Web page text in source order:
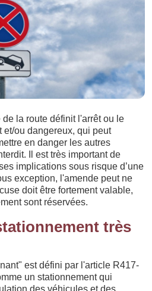
la route définit l'arrêt ou le
et/ou dangereux, qui peut
en danger les autres
Il est très important de
implications sous risque d’une
exception, l'amende peut ne
doit être fortement valable,
sont réservées.
très
est défini par l'article R417-
un stationnement qui
des véhicules et des